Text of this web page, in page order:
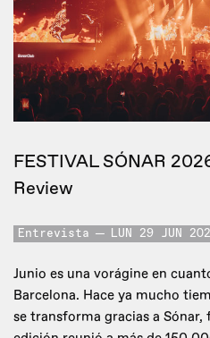
FESTIVAL SÓNAR
Review
Entrevista LUN 29 JUN
Junio es una vorágine en
Barcelona. Hace ya mucho
se transforma gracias a